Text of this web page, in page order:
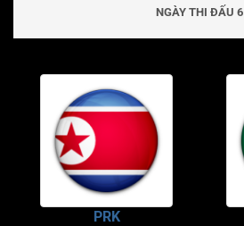
NGÀY THI ĐẤU 6
PRK